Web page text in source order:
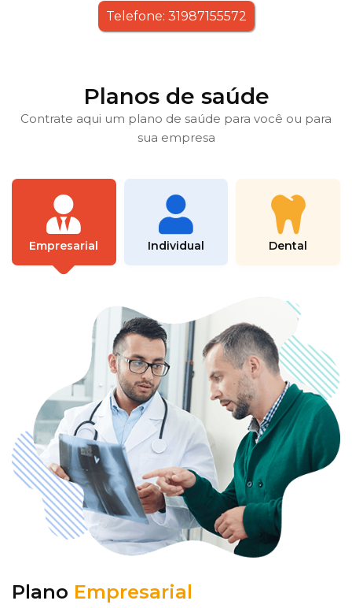
Telefone: 31987155572
Planos de saúde
Contrate aqui um plano de saúde para você ou para
sua empresa
Empresarial Individual Dental
Plano Empresarial